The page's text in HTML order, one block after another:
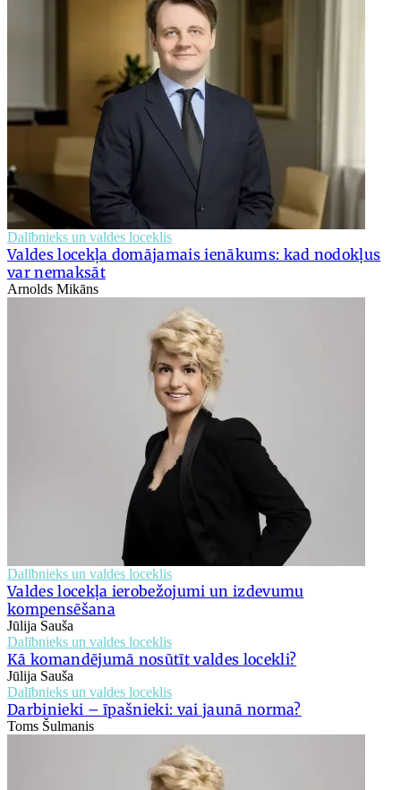
Dalībnieks un valdes loceklis
Valdes locekļa domājamais ienākums: kad nodokļus
var nemaksāt
Arnolds Mikāns
Dalībnieks un valdes loceklis
Valdes locekļa ierobežojumi un izdevumu
kompensēšana
Jūlija Sauša
Dalībnieks un valdes loceklis
Kā komandējumā nosūtīt valdes locekli?
Jūlija Sauša
Dalībnieks un valdes loceklis
Darbinieki – īpašnieki: vai jaunā norma?
Toms Šulmanis